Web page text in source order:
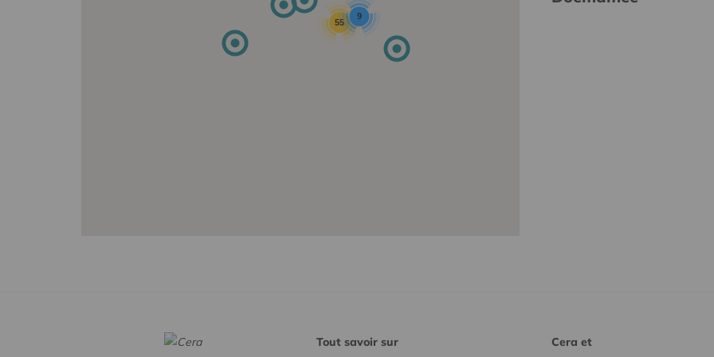
55
9
Tout savoir sur
Cera et